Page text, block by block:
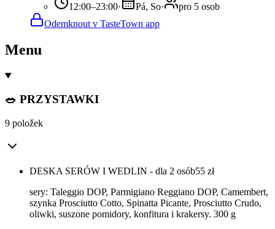
12:00–23:00· Pá, So·
pro 5 osob
Odemknout v TasteTown app
Menu
🥗 PRZYSTAWKI
9 položek
DESKA SERÓW I WEDLIN - dla 2 osób55 zł
sery: Taleggio DOP, Parmigiano Reggiano DOP, Camembert,
szynka Prosciutto Cotto, Spinatta Picante, Prosciutto Crudo,
oliwki, suszone pomidory, konfitura i krakersy. 300 g